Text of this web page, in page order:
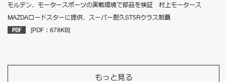
モルテン、モータースポーツの実戦環境で部品を検証 村上モータース
MAZDAロードスターに提供、スーパー耐久ST5Rクラス制覇
[PDF：678KB]
もっと見る